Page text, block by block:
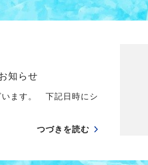
知らせ
います。 下記日時にシ
つづきを読む